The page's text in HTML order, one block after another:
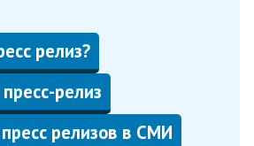
релиз?
релиз
релизов в СМИ